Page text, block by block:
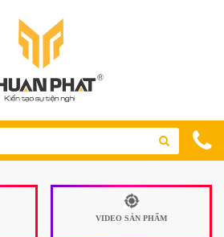
VIDEO SẢN PHẨM